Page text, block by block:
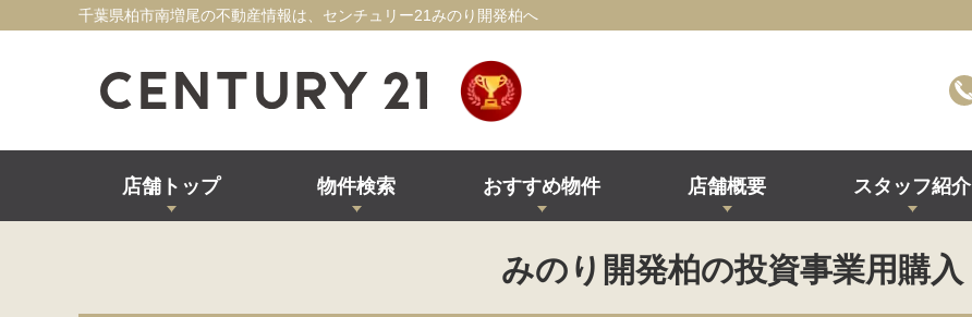
千葉県柏市南増尾の不動産情報は、センチュリー21みのり開発柏へ
店舗トップ 物件検索 おすすめ物件 店舗概要 スタッフ紹介
みのり開発柏の投資事業用購入